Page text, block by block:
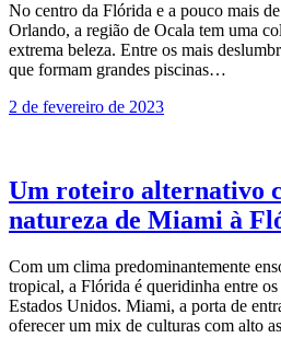
No centro da Flórida e a pouco mais
Orlando, a região de Ocala tem uma
extrema beleza. Entre os mais
que formam grandes piscinas…
2 de fevereiro de 2023
Um roteiro alternativo
natureza de Miami à
Com um clima predominantemente
tropical, a Flórida é queridinha entre
Estados Unidos. Miami, a porta de
oferecer um mix de culturas com alto